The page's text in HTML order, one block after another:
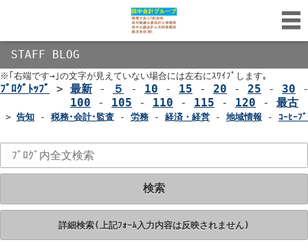
STAFF BLOG
※｢右端です→｣の文字が見えていない場合には左右にｽﾜｲﾌﾟします｡
ﾌﾞﾛｸﾞﾄｯﾌﾟ > 最新 - ５ - 10 - 15 - 20 - 25 - 30
100 - 105 - 110 - 115 - 120 - 最古
> 告知 - 税務･会計･監査 - 労務 - 経済・経営 - 地域情報 - ｺｰﾋｰﾌ
検索
詳細検索(上記ﾌｫｰﾑ入力内容は反映されません)